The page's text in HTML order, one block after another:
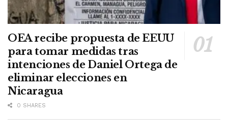
OEA recibe propuesta de EEUU
para tomar medidas tras
intenciones de Daniel Ortega de
eliminar elecciones en
Nicaragua
0 SHARES